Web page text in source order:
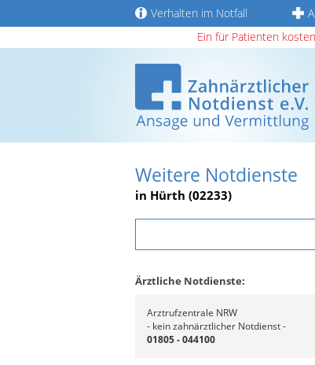
Verhalten im Notfall
Ein für Patienten
Weitere Notdienste
in Hürth (02233)
Ärztliche Notdienste:
Arztrufzentrale NRW
- kein zahnärztlicher Notdienst -
01805 - 044100